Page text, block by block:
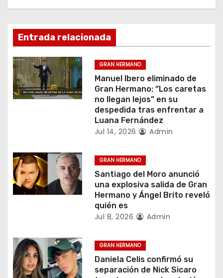
g
a
c
i
ó
e
e
n
r
a
Entrada relacionada
GRAN HERMANO
Manuel Ibero eliminado de
Gran Hermano: “Los caretas
no llegan lejos” en su
despedida tras enfrentar a
Luana Fernández
Jul 14, 2026 Admin
GRAN HERMANO
Santiago del Moro anunció
una explosiva salida de Gran
Hermano y Ángel Brito reveló
quién es
Jul 8, 2026 Admin
GRAN HERMANO
Daniela Celis confirmó su
separación de Nick Sicaro